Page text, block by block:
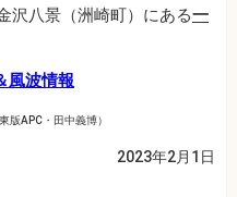
沢八景（洲崎町）にある一
風波情報
版APC・田中義博）
2023年2月1日